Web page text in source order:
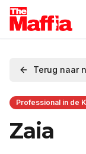
Terug naar
Professional in de
Zaia